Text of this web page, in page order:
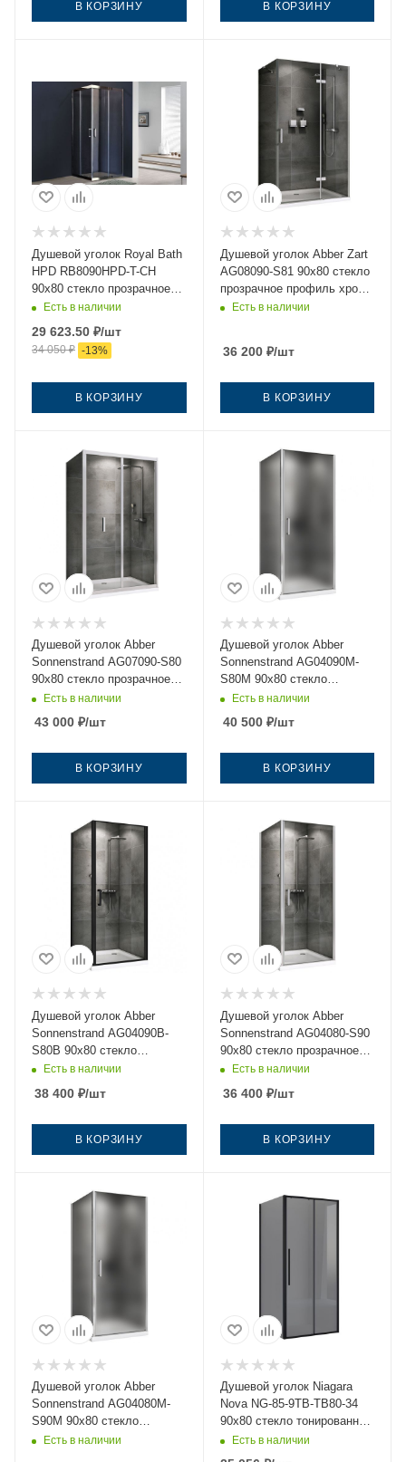
В КОРЗИНУ В КОРЗИНУ
Душевой уголок Royal Bath
HPD RB8090HPD-T-CH
90х80 стекло прозрачное
профиль хром без поддона
Есть в наличии
29 623.50 ₽/шт
34 050₽ -13%
В КОРЗИНУ
Душевой уголок Abber Zart
AG08090-S81 90х80 стекло
прозрачное профиль хром
без поддона
Есть в наличии
36 200₽/шт
В КОРЗИНУ
Душевой уголок Abber
Sonnenstrand AG07090-S80
90х80 стекло прозрачное
профиль хром без поддона
Есть в наличии
43 000 ₽/шт
В КОРЗИНУ
Душевой уголок Abber
Sonnenstrand AG04090M-
S80M 90х80 стекло
матовое профиль хром без
Есть в наличии
40 500₽/шт
В КОРЗИНУ
Душевой уголок Abber
Sonnenstrand AG04090B-
S80B 90х80 стекло
прозрачное профиль
Есть в наличии
38 400 ₽/шт
В КОРЗИНУ
Душевой уголок Abber
Sonnenstrand AG04080-S90
90х80 стекло прозрачное
профиль хром без поддона
Есть в наличии
36 400₽/шт
В КОРЗИНУ
Душевой уголок Abber
Sonnenstrand AG04080M-
S90M 90х80 стекло
матовое профиль хром без
Есть в наличии
Душевой уголок Niagara
Nova NG-85-9TB-TB80-34
90х80 стекло тонированное
профиль черный без
поддона
Есть в наличии